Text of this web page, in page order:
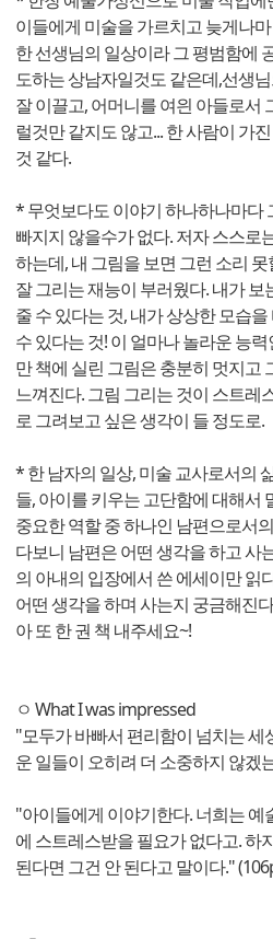
이들에게 미술을 가르치고 늦게나
한 선생님의 일상이라 그 평범함에
도하는 상남자일것도 같은데,선생
잘 이끌고, 어머니를 여읜 아들로서
럴것만 같지도 않고... 한 사람이 가
것 같다.
* 무엇보다도 이야기 하나하나마다
빠지지 않을수가 없다. 저자 스스로
하는데, 내 그림을 보면 그런 소리
잘 그리는 재능이 부러웠다. 내가
줄 수 있다는 것, 내가 상상한 모습
수 있다는 것! 이 얼마나 놀라운 능
만 책에 실린 그림은 충분히 멋지고
느껴진다. 그림 그리는 것이 스트레
로 그려보고 싶은 생각이 들 정도로.
* 한 남자의 일상, 미술 교사로서의
들, 아이를 키우는 고단함에 대해서
중요한 역할 중 하나인 남편으로서
다보니 남편은 어떤 생각을 하고 사
의 아내의 입장에서 쓴 에세이만 읽
어떤 생각을 하며 사는지 궁금해진
아 또 한 권 책 내주세요~!
ㅇ What I was impressed
"모두가 바빠서 편리함이 넘치는 세
운 일들이 오히려 더 소중하지 않겠
"아이들에게 이야기한다. 너희는 예
에 스트레스받을 필요가 없다고. 하
된다면 그건 안 된다고 말이다."